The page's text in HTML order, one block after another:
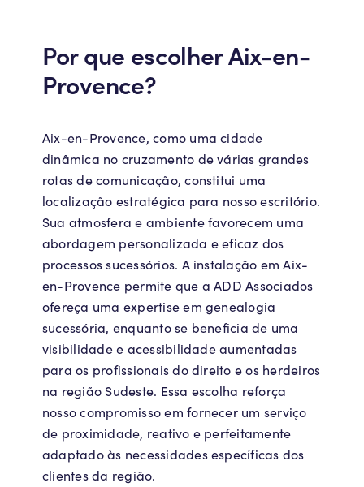
Por que escolher Aix-en-
Provence?
Aix-en-Provence, como uma cidade
dinâmica no cruzamento de várias grandes
rotas de comunicação, constitui uma
localização estratégica para nosso escritório.
Sua atmosfera e ambiente favorecem uma
abordagem personalizada e eficaz dos
processos sucessórios. A instalação em Aix-
en-Provence permite que a ADD Associados
ofereça uma expertise em genealogia
sucessória, enquanto se beneficia de uma
visibilidade e acessibilidade aumentadas
para os profissionais do direito e os herdeiros
na região Sudeste. Essa escolha reforça
nosso compromisso em fornecer um serviço
de proximidade, reativo e perfeitamente
adaptado às necessidades específicas dos
clientes da região.